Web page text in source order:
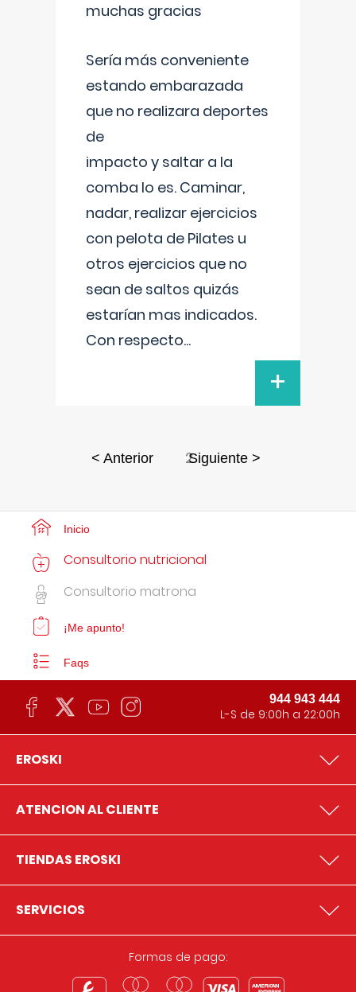
muchas gracias
Sería más conveniente
estando embarazada
que no realizara deportes
de
impacto y saltar a la
comba lo es. Caminar,
nadar, realizar ejercicios
con pelota de Pilates u
otros ejercicios que no
sean de saltos quizás
estarían mas indicados.
Con respecto...
+
< Anterior 2Siguiente >
Inicio
Consultorio nutricional
Consultorio matrona
¡Me apunto!
Faqs
944 943 444
L-S de 9:00h a 22:00h
EROSKI
ATENCION AL CLIENTE
TIENDAS EROSKI
SERVICIOS
Formas de pago: